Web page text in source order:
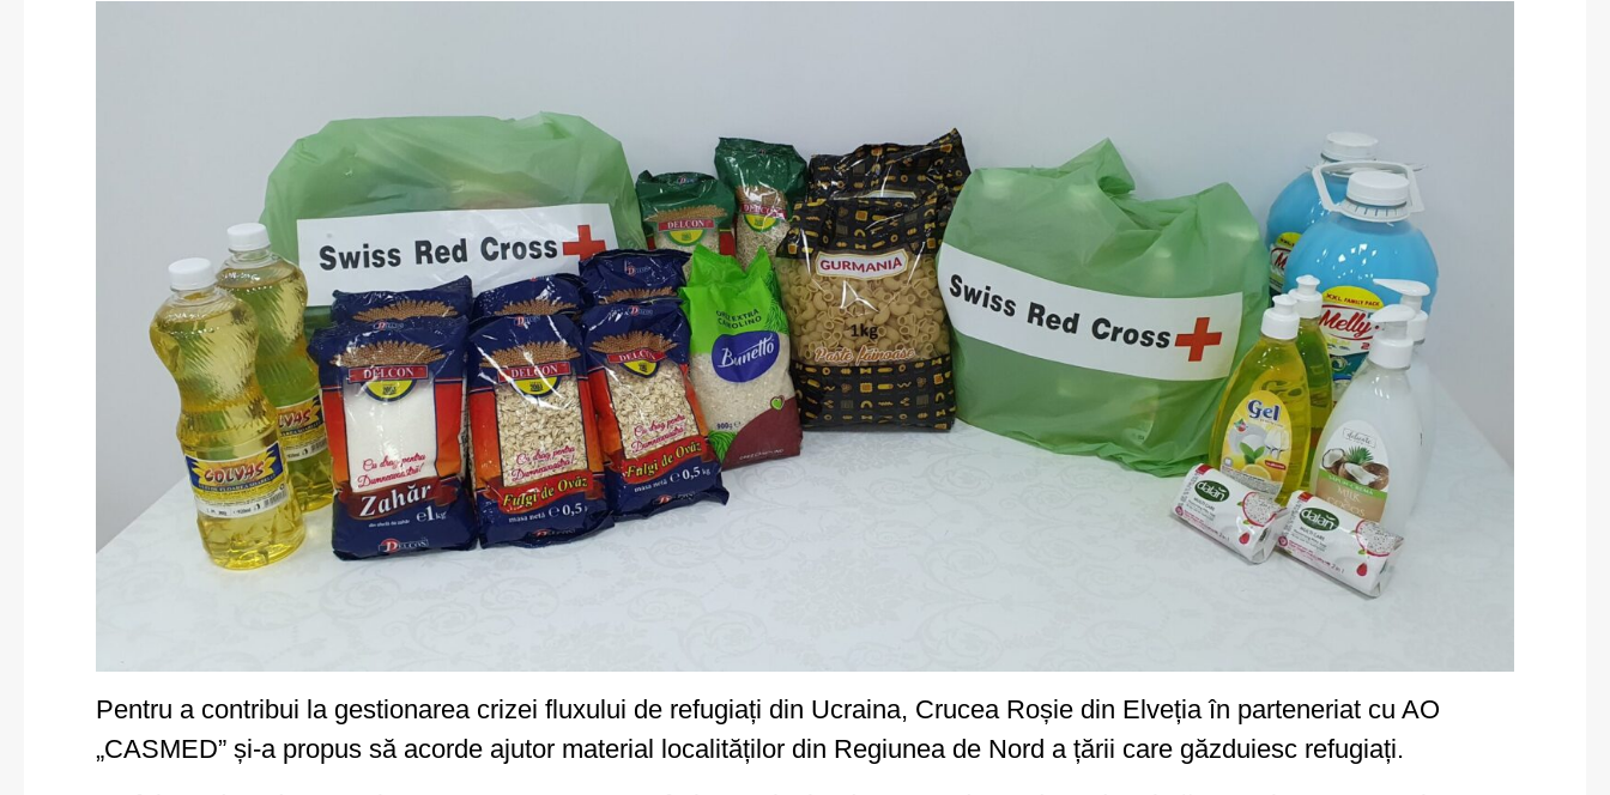
Pentru a contribui la gestionarea crizei fluxului de refugiați din Ucraina, Crucea Roșie din Elveția în parteneriat cu AO
„CASMED” și-a propus să acorde ajutor material localităților din Regiunea de Nord a țării care găzduiesc refugiați.